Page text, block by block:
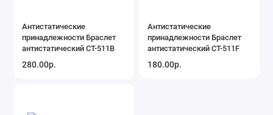
Антистатические
принадлежности Браслет
антистатический CT-511B
280.00р.
Антистатические
принадлежности Браслет
антистатический CT-511F
180.00р.